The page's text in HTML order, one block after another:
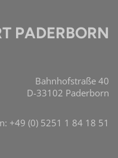
PADERBORN
Bahnhofstraße 40
D-33102 Paderborn
+49 (0) 5251 1 84 18 51